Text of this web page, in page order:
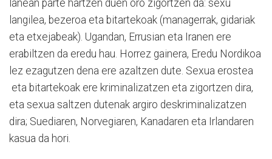
lanean parte hartzen duen oro zigortzen da: sexu
langilea, bezeroa eta bitartekoak (managerrak, gidariak
eta etxejabeak). Ugandan, Errusian eta Iranen ere
erabiltzen da eredu hau. Horrez gainera, Eredu Nordikoa
lez ezagutzen dena ere azaltzen dute. Sexua erostea
eta bitartekoak ere kriminalizatzen eta zigortzen dira,
eta sexua saltzen dutenak argiro deskriminalizatzen
dira; Suediaren, Norvegiaren, Kanadaren eta Irlandaren
kasua da hori.